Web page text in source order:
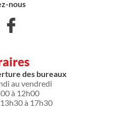
nous
des bureaux
au vendredi
à 12h00
à 17h30